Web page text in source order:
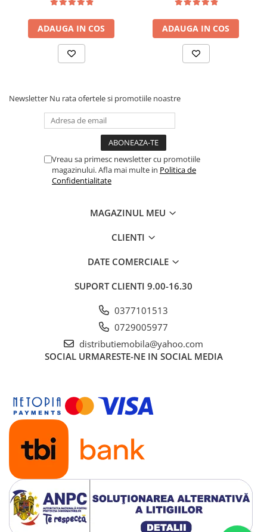
saltea ferm, negru
ADAUGA IN COS
tip Bonell, fata vara-iarna,
sistem de aerisire cu
butoni, Salt Confort
ADAUGA IN COS
Newsletter Nu rata ofertele si promotiile noastre
Vreau sa primesc newsletter cu promotiile
magazinului. Afla mai multe in Politica de
Confidentialitate
MAGAZINUL MEU
CLIENTI
DATE COMERCIALE
SUPORT CLIENTI 9.00-16.30
0377101513
0729005977
distributiemobila@yahoo.com
SOCIAL URMARESTE-NE IN SOCIAL MEDIA